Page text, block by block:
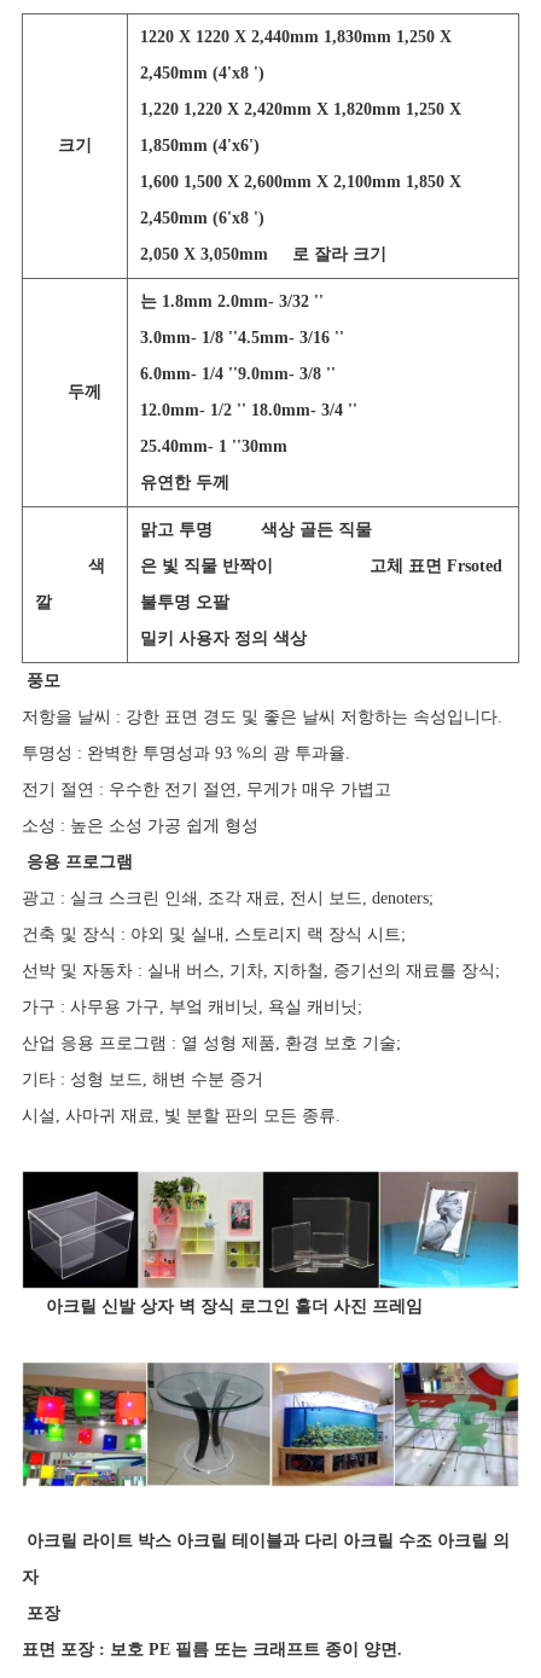
크기
1220 X 1220 X 2,440mm 1,830mm 1,250 X
2,450mm (4'x8 ')
1,220 1,220 X 2,420mm X 1,820mm 1,250 X
1,850mm (4'x6')
1,600 1,500 X 2,600mm X 2,100mm 1,850 X
2,450mm (6'x8 ')
2,050 X 3,050mm 로 잘라 크기
두께
는 1.8mm 2.0mm- 3/32 ''
3.0mm- 1/8 ''4.5mm- 3/16 ''
6.0mm- 1/4 ''9.0mm- 3/8 ''
12.0mm- 1/2 '' 18.0mm- 3/4 ''
25.40mm- 1 ''30mm
유연한 두께
색
깔
맑고 투명 색상 골든 직물
은 빛 직물 반짝이 고체 표면 Frsoted
불투명 오팔
밀키 사용자 정의 색상
풍모
저항을 날씨 : 강한 표면 경도 및 좋은 날씨 저항하는 속성입니다.
투명성 : 완벽한 투명성과 93 %의 광 투과율.
전기 절연 : 우수한 전기 절연, 무게가 매우 가볍고
소성 : 높은 소성 가공 쉽게 형성
응용 프로그램
광고 : 실크 스크린 인쇄, 조각 재료, 전시 보드, denoters;
건축 및 장식 : 야외 및 실내, 스토리지 랙 장식 시트;
선박 및 자동차 : 실내 버스, 기차, 지하철, 증기선의 재료를 장식;
가구 : 사무용 가구, 부엌 캐비닛, 욕실 캐비닛;
산업 응용 프로그램 : 열 성형 제품, 환경 보호 기술;
기타 : 성형 보드, 해변 수분 증거
시설, 사마귀 재료, 빛 분할 판의 모든 종류.
아크릴 신발 상자 벽 장식 로그인 홀더 사진 프레임
아크릴 라이트 박스 아크릴 테이블과 다리 아크릴 수조 아크릴 의
자
포장
표면 포장 : 보호 PE 필름 또는 크래프트 종이 양면.